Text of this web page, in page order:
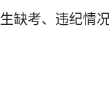
缺考、违纪情